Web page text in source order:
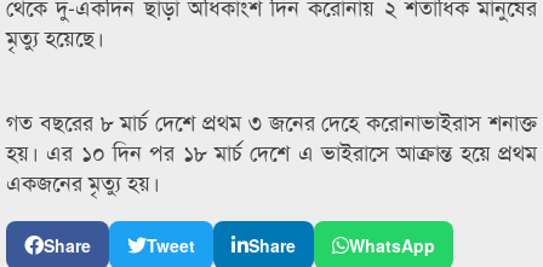
মৃত্যু হয়েছে।
গত বছরের ৮ মার্চ দেশে প্রথম ৩ জনের দেহে করোনাভাইরাস শনাক্ত
হয়। এর ১০ দিন পর ১৮ মার্চ দেশে এ ভাইরাসে আক্রান্ত হয়ে প্রথম
একজনের মৃত্যু হয়।
Share Tweet Share
WhatsApp